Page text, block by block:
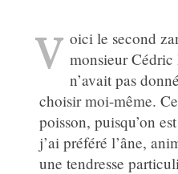
V oici le second
monsieur
n’avait pas
choisir moi-même.
poisson, puisqu’on
j’ai préféré l’âne,
une tendresse